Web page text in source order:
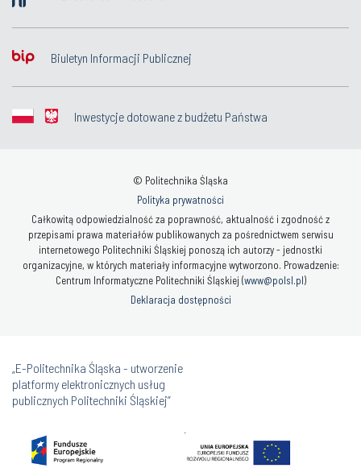
Biuletyn Informacji Publicznej
Inwestycje dotowane z budżetu Państwa
© Politechnika Śląska
Polityka prywatności
Całkowitą odpowiedzialność za poprawność, aktualność i zgodność z
przepisami prawa materiałów publikowanych za pośrednictwem serwisu
internetowego Politechniki Śląskiej ponoszą ich autorzy - jednostki
organizacyjne, w których materiały informacyjne wytworzono. Prowadzenie:
Centrum Informatyczne Politechniki Śląskiej (www@polsl.pl)
Deklaracja dostępności
„E-Politechnika Śląska - utworzenie
platformy elektronicznych usług
publicznych Politechniki Śląskiej”